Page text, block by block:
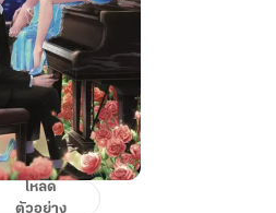
โหลด
ตัวอย่าง